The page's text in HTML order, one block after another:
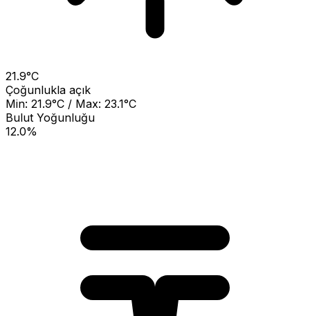
21.9°C
Çoğunlukla açık
Min: 21.9°C / Max: 23.1°C
Bulut Yoğunluğu
12.0%